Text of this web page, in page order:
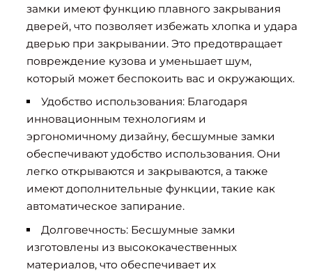
замки имеют функцию плавного закрывания
дверей, что позволяет избежать хлопка и удара
дверью при закрывании. Это предотвращает
повреждение кузова и уменьшает шум,
который может беспокоить вас и окружающих.
Удобство использования: Благодаря
инновационным технологиям и
эргономичному дизайну, бесшумные замки
обеспечивают удобство использования. Они
легко открываются и закрываются, а также
имеют дополнительные функции, такие как
автоматическое запирание.
Долговечность: Бесшумные замки
изготовлены из высококачественных
материалов, что обеспечивает их